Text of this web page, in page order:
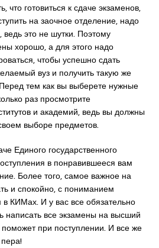
что готовиться к сдаче экзаменов,
на заочное отделение, надо
это не шутки. Поэтому
хорошо, а для этого надо
чтобы успешно сдать
вуз и получить такую же
тем как вы выберете нужные
раз просмотрите
и академий, ведь вы должны
выборе предметов.
Единого государственного
в понравившееся вам
Более того, самое важное на
и спокойно, с пониманием
в КИМах. И у вас все обязательно
написать все экзамены на высший
при поступлении. И все же